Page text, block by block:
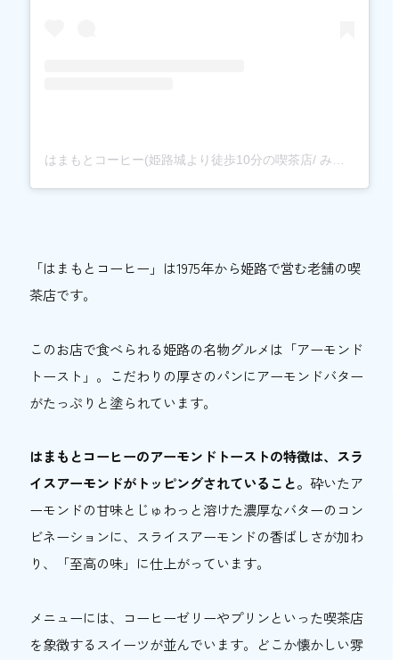
「はまもとコーヒー」は1975年から姫路で営む老舗の喫
茶店です。
このお店で食べられる姫路の名物グルメは「アーモンド
トースト」。こだわりの厚さのパンにアーモンドバター
がたっぷりと塗られています。
はまもとコーヒーのアーモンドトーストの特徴は、スラ
イスアーモンドがトッピングされていること。 砕いたア
ーモンドの甘味とじゅわっと溶けた濃厚なバターのコン
ビネーションに、スライスアーモンドの香ばしさが加わ
り、「至高の味」に仕上がっています。
メニューには、コーヒーゼリーやプリンといった喫茶店
を象徴するスイーツが並んでいます。どこか懐かしい雰